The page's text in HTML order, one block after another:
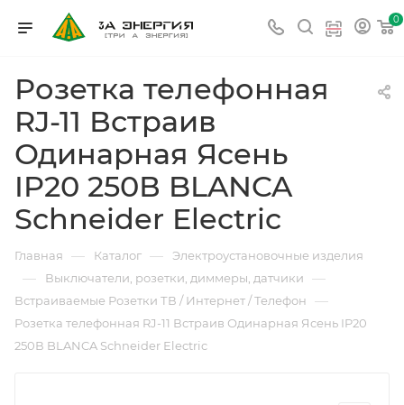
0
Розетка телефонная
RJ-11 Встраив
Одинарная Ясень
IP20 250В BLANCA
Schneider Electric
Главная — Каталог — Электроустановочные изделия
— Выключатели, розетки, диммеры, датчики —
Встраиваемые Розетки ТВ / Интернет / Телефон —
Розетка телефонная RJ-11 Встраив Одинарная Ясень IP20
250В BLANCA Schneider Electric